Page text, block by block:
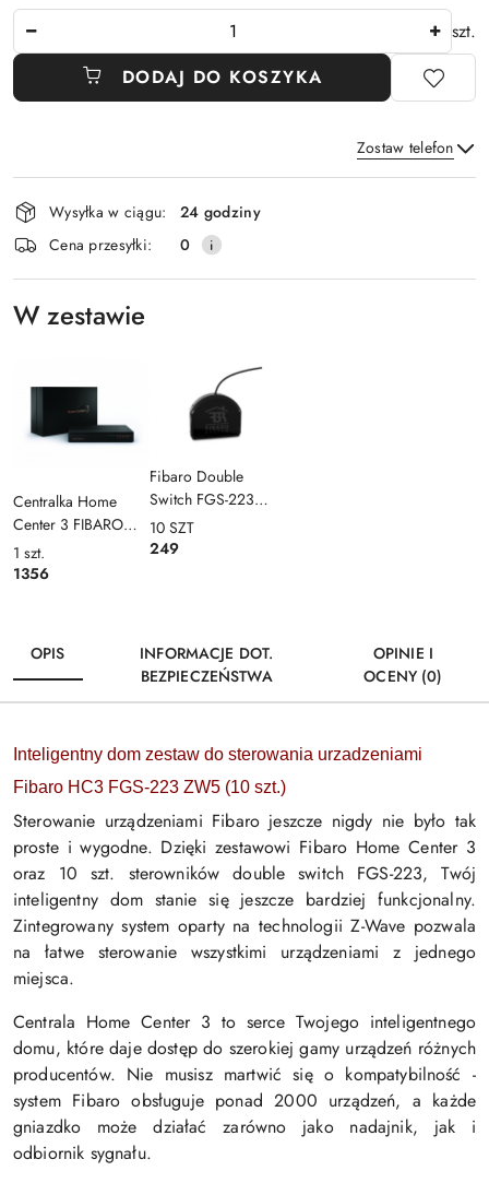
szt.
DODAJ DO KOSZYKA
Zostaw telefon
Wyślij
Dostępność
i
dostawa
Wysyłka w ciągu:
24 godziny
Cena przesyłki:
0
W zestawie
Centralka Home
Center 3 FIBARO
(HC3)
1 szt.
1356
Fibaro Double
Switch FGS-223
ZW5 868,4 Mhz
10 SZT
249
OPIS
INFORMACJE DOT.
BEZPIECZEŃSTWA
OPINIE I
OCENY (0)
Inteligentny dom zestaw do sterowania urzadzeniami
Fibaro HC3 FGS-223 ZW5 (10 szt.)
Sterowanie urządzeniami Fibaro jeszcze nigdy nie było tak
proste i wygodne. Dzięki zestawowi Fibaro Home Center 3
oraz 10 szt. sterowników double switch FGS-223, Twój
inteligentny dom stanie się jeszcze bardziej funkcjonalny.
Zintegrowany system oparty na technologii Z-Wave pozwala
na łatwe sterowanie wszystkimi urządzeniami z jednego
miejsca.
Centrala Home Center 3 to serce Twojego inteligentnego
domu, które daje dostęp do szerokiej gamy urządzeń różnych
producentów. Nie musisz martwić się o kompatybilność -
system Fibaro obsługuje ponad 2000 urządzeń, a każde
gniazdko może działać zarówno jako nadajnik, jak i
odbiornik sygnału.